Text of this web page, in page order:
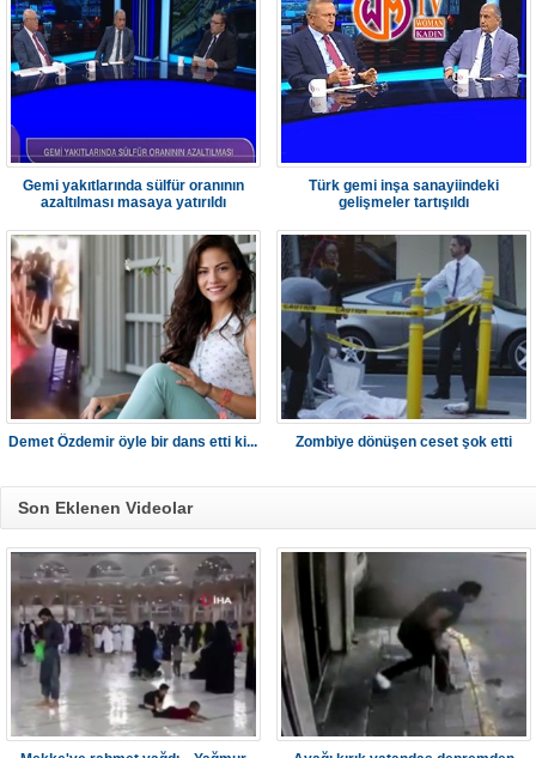
Gemi yakıtlarında sülfür oranının
azaltılması masaya yatırıldı
Türk gemi inşa sanayiindeki
gelişmeler tartışıldı
Demet Özdemir öyle bir dans etti ki... Zombiye dönüşen ceset şok etti
Son Eklenen Videolar